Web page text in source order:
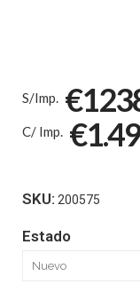
S/Imp.
C/ Imp.
SKU: 200575
Estado